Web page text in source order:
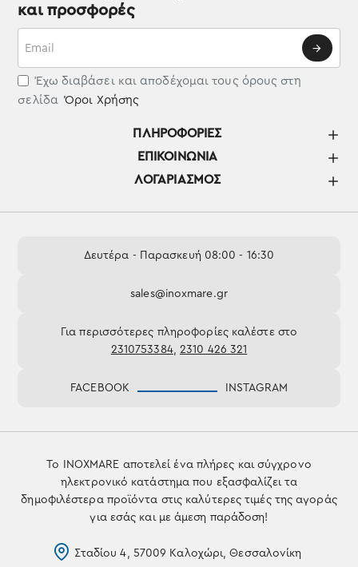
και προσφορές
Έχω διαβάσει και αποδέχομαι τους όρους στη
σελίδα Όροι Χρήσης
ΠΛΗΡΟΦΟΡΊΕΣ
ΕΠΙΚΟΙΝΩΝΊΑ
ΛΟΓΑΡΙΑΣΜΌΣ
Δευτέρα - Παρασκευή 08:00 - 16:30
sales@inoxmare.gr
Για περισσότερες πληροφορίες καλέστε στο
2310753384, 2310 426 321
FACEBOOK INSTAGRAM
Το INOXMARE αποτελεί ένα πλήρες και σύγχρονο
ηλεκτρονικό κατάστημα που εξασφαλίζει τα
δημοφιλέστερα προϊόντα στις καλύτερες τιμές της αγοράς
για εσάς και με άμεση παράδοση!
Σταδίου 4, 57009 Καλοχώρι, Θεσσαλονίκη